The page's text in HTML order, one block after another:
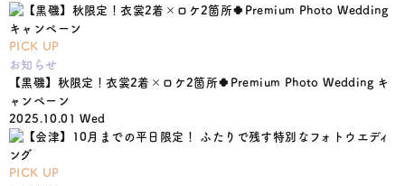
PICK UP
お知らせ
【黒磯】秋限定！衣裳2着×ロケ2箇所🍀Premium Photo Wedding キ
ャンペーン
2025.10.01 Wed
PICK UP